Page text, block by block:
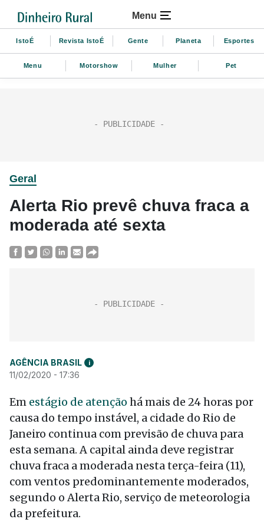
Menu
IstoÉ Revista IstoÉ Gente Planeta Esportes
Menu Motorshow Mulher Pet
Geral
Alerta Rio prevê chuva fraca a
moderada até sexta
AGÊNCIA BRASIL i
11/02/2020 - 17:36
Em estágio de atenção há mais de 24 horas por
causa do tempo instável, a cidade do Rio de
Janeiro continua com previsão de chuva para
esta semana. A capital ainda deve registrar
chuva fraca a moderada nesta terça-feira (11),
com ventos predominantemente moderados,
segundo o Alerta Rio, serviço de meteorologia
da prefeitura.